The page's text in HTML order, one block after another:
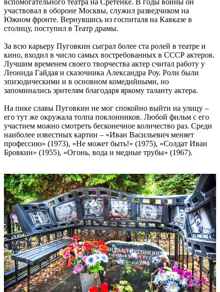
вспомогательного театра на Сретенке. В годы войны он
участвовал в обороне Москвы, служил разведчиком на
Южном фронте. Вернувшись из госпиталя на Кавказе в
столицу, поступил в Театр драмы.
За всю карьеру Пуговкин сыграл более ста ролей в театре и
кино, входил в число самых востребованных в СССР актеров.
Лучшим временем своего творчества актер считал работу у
Леонида Гайдая и сказочника Александра Роу. Роли были
эпизодическими и в основном комедийными, но
запоминались зрителям благодаря яркому таланту актера.
На пике славы Пуговкин не мог спокойно выйти на улицу –
его тут же окружала толпа поклонников. Любой фильм с его
участием можно смотреть бесконечное количество раз. Среди
наиболее известных картин – «Иван Васильевич меняет
профессию» (1973), «Не может быть!» (1975), «Солдат Иван
Бровкин» (1955), «Огонь, вода и медные трубы» (1967).